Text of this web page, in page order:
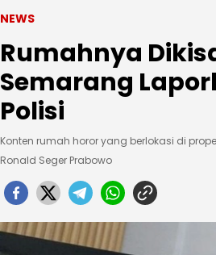
NEWS
Rumahnya
Semarang
Polisi
Konten rumah horor yang berlokasi di
Ronald Seger Prabowo